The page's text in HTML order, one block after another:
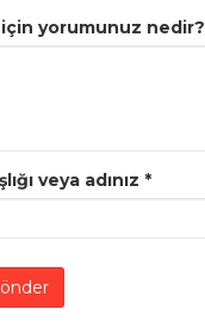
yorumunuz nedir?
veya adınız *